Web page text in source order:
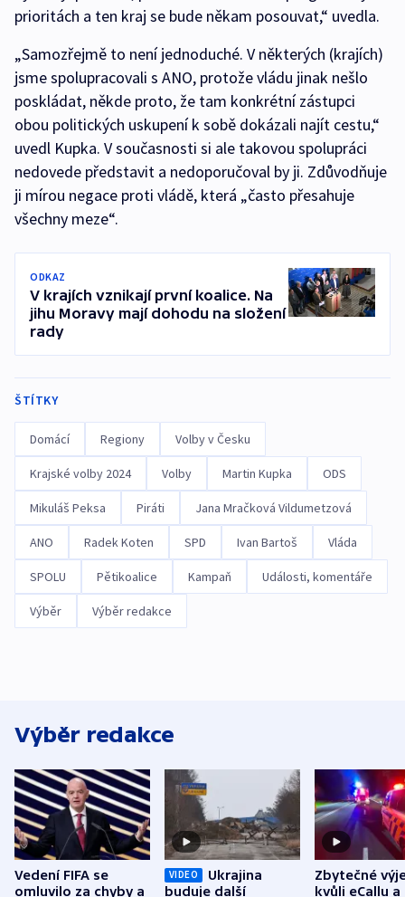
prioritách a ten kraj se bude někam posouvat,“ uvedla.
„Samozřejmě to není jednoduché. V některých (krajích)
jsme spolupracovali s ANO, protože vládu jinak nešlo
poskládat, někde proto, že tam konkrétní zástupci
obou politických uskupení k sobě dokázali najít cestu,“
uvedl Kupka. V současnosti si ale takovou spolupráci
nedovede představit a nedoporučoval by ji. Zdůvodňuje
ji mírou negace proti vládě, která „často přesahuje
všechny meze“.
ODKAZ
V krajích vznikají první koalice. Na
jihu Moravy mají dohodu na složení
rady
ŠTÍTKY
Domácí Regiony Volby v Česku
Krajské volby 2024 Volby Martin Kupka ODS
Mikuláš Peksa Piráti Jana Mračková Vildumetzová
ANO Radek Koten SPD Ivan Bartoš Vláda
SPOLU Pětikoalice Kampaň Události, komentáře
Výběr Výběr redakce
Výběr redakce
Vedení FIFA se
omluvilo za chyby a
VIDEO
Ukrajina
buduje další
Zbytečné
kvůli eCallu a